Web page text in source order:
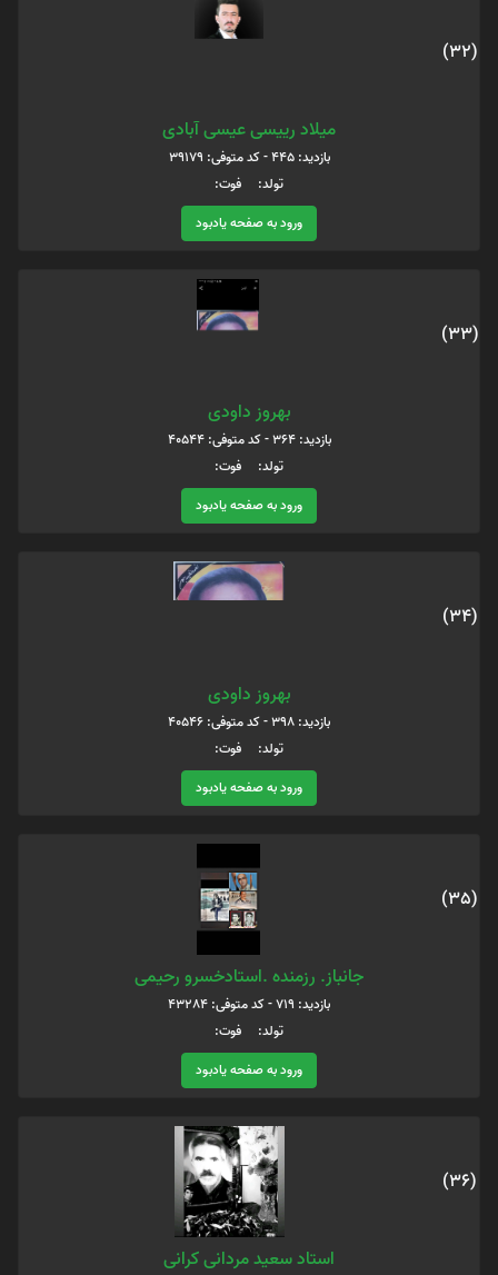
(32)
میلاد رییسی عیسی آبادی
بازدید: 445 - کد متوفی: 39179
تولد: فوت:
ورود به صفحه یادبود
(33)
بهروز داودی
بازدید: 364 - کد متوفی: 40544
تولد: فوت:
ورود به صفحه یادبود
(34)
بهروز داودی
بازدید: 398 - کد متوفی: 40546
تولد: فوت:
ورود به صفحه یادبود
(35)
جانباز. رزمنده .استادخسرو رحیمی
بازدید: 719 - کد متوفی: 43284
تولد: فوت:
ورود به صفحه یادبود
(36)
استاد سعید مردانی کرانی